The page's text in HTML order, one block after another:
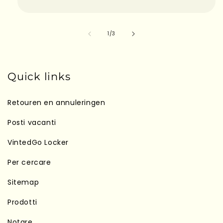
1/su
3
Quick links
Retouren en annuleringen
Posti vacanti
VintedGo Locker
Per cercare
Sitemap
Prodotti